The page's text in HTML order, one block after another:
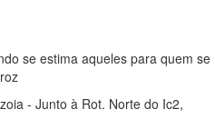
se estima aqueles para quem se
- Junto à Rot. Norte do Ic2,